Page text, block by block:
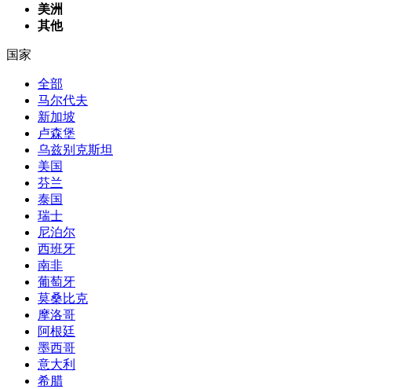
美洲
其他
国家
全部
马尔代夫
新加坡
卢森堡
乌兹别克斯坦
美国
芬兰
泰国
瑞士
尼泊尔
西班牙
南非
葡萄牙
莫桑比克
摩洛哥
阿根廷
墨西哥
意大利
希腊